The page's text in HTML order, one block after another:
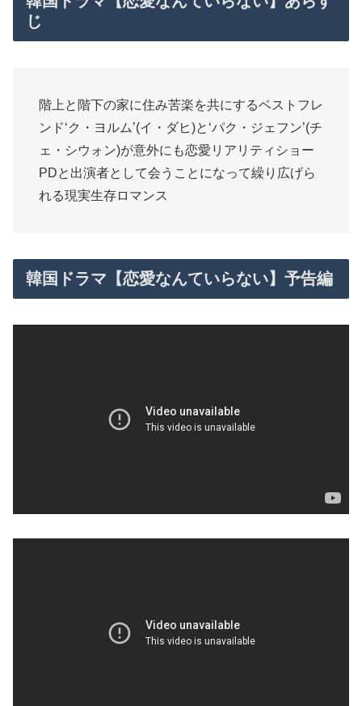
じ
階上と階下の家に住み苦楽を共にするベストフレ
ンド‘ク・ヨルム’(イ・ダヒ)と‘パク・ジェフン’(チ
ェ・シウォン)が意外にも恋愛リアリティショー
PDと出演者として会うことになって繰り広げら
れる現実生存ロマンス
韓国ドラマ【恋愛なんていらない】予告編